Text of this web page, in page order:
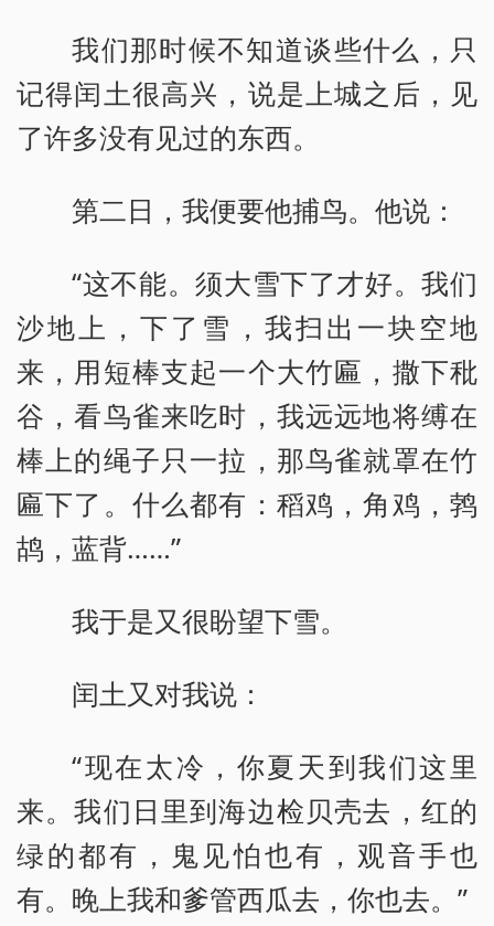
我们那时候不知道谈些什么，只
记得闰土很高兴，说是上城之后，见
了许多没有见过的东西。
第二日，我便要他捕鸟。他说：
“这不能。须大雪下了才好。我们
沙地上，下了雪，我扫出一块空地
来，用短棒支起一个大竹匾，撒下秕
谷，看鸟雀来吃时，我远远地将缚在
棒上的绳子只一拉，那鸟雀就罩在竹
匾下了。什么都有：稻鸡，角鸡，鹁
鸪，蓝背……”
我于是又很盼望下雪。
闰土又对我说：
“现在太冷，你夏天到我们这里
来。我们日里到海边检贝壳去，红的
绿的都有，鬼见怕也有，观音手也
有。晚上我和爹管西瓜去，你也去。”